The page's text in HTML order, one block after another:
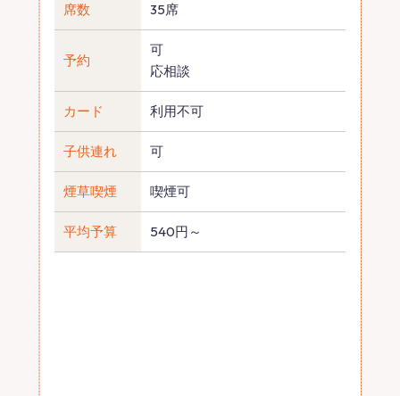
席数 35席
予約
可
応相談
カード 利用不可
子供連れ 可
煙草喫煙 喫煙可
平均予算 540円～